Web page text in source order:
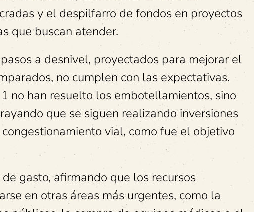
y el despilfarro de fondos en proyectos
que buscan atender.
a desnivel, proyectados para mejorar el
no cumplen con las expectativas.
no han resuelto los embotellamientos, sino
que se siguen realizando inversiones
vial, como fue el objetivo
gasto, afirmando que los recursos
en otras áreas más urgentes, como la